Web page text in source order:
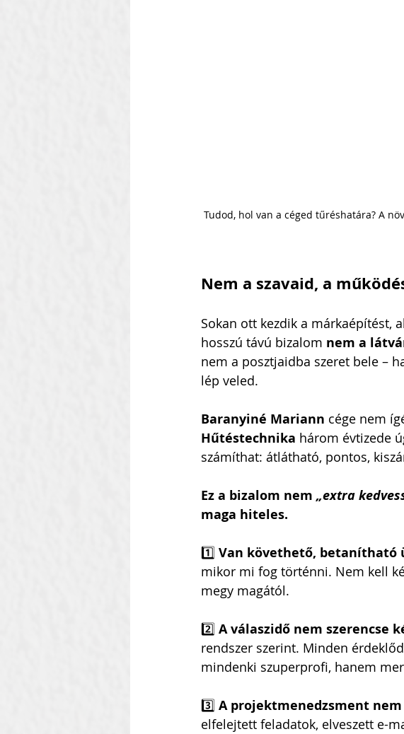
Tudod, hol van a céged tűréshatára? A
Nem a szavaid, a
Sokan ott kezdik a márkaépítést,
hosszú távú bizalom nem a
nem a posztjaidba szeret bele –
lép veled.
Baranyiné Mariann cége nem
Hűtéstechnika három évtizede
számíthat: átlátható, pontos,
Ez a bizalom nem „extra
maga hiteles.
1️⃣ Van követhető, betanítható
mikor mi fog történni. Nem kell
megy magától.
2️⃣ A válaszidő nem szerencse
rendszer szerint. Minden
mindenki szuperprofi, hanem
3️⃣ A projektmenedzsment
elfelejtett feladatok, elveszett e-